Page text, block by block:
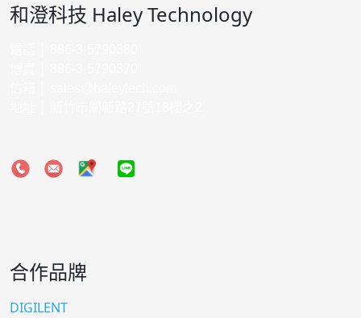
和澄科技 Haley Technology
合作品牌
DIGILENT